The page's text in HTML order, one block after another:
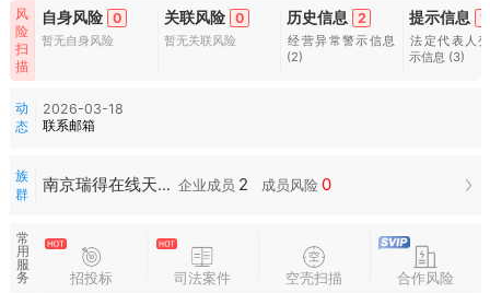
风
险
扫
描
自身风险 0
暂无自身风险
关联风险 0
暂无关联风险
历史信息 2
经营异常警示信息
(2)
提示信息
法定代表人
示信息 (3)
动
态
2026-03-18
联系邮箱
族
群
南京瑞得在线天博网络服务有限公司族群 企业成员 2 成员风险 0
常
用
服
务
招投标 司法案件 空壳扫描 合作风险